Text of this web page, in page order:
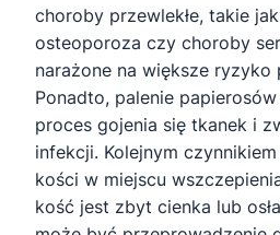
choroby przewlekłe, takie
osteoporoza czy choroby
narażone na większe ryzyko
Ponadto, palenie
proces gojenia się tkanek i
infekcji. Kolejnym
kości w miejscu
kość jest zbyt cienka lub